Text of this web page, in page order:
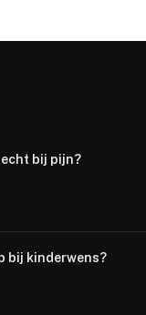
bij pijn?
bij kinderwens?